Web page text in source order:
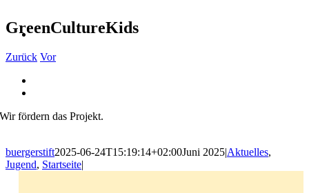
GreenCultureKids
Zurück Vor
Wir fördern das Projekt.
buergerstift2025-06-24T15:19:14+02:00Juni 2025|Aktuelles,
Jugend, Startseite|